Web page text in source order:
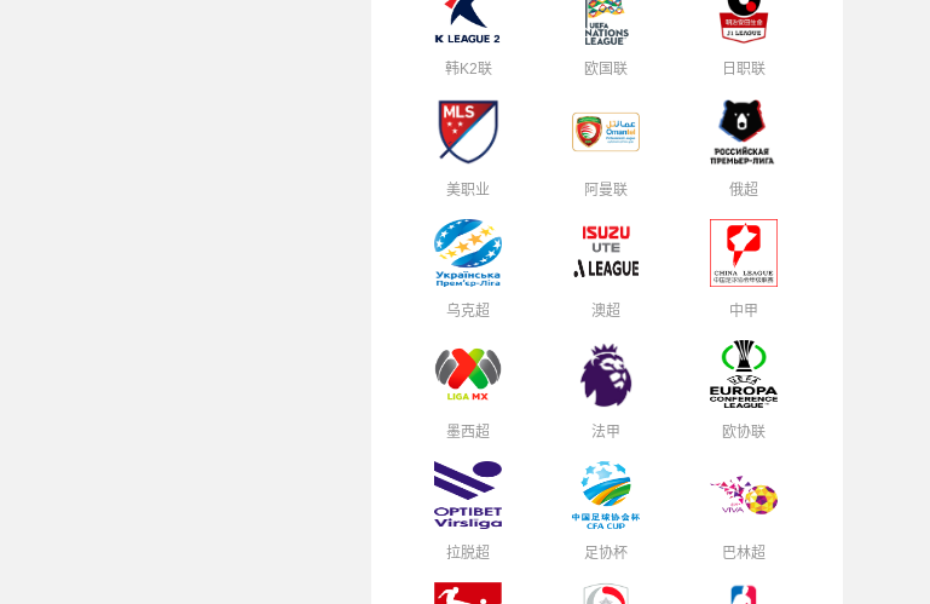
韩K2联 欧国联 日职联
美职业 阿曼联 俄超
乌克超 澳超 中甲
墨西超 法甲 欧协联
拉脱超 足协杯 巴林超